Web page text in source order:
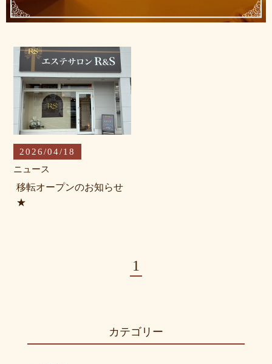
よくある質問
初めてのお客様
当サロンが選ばれる理由
バスト＆ヒップアップ
光脱毛・シュガーリング
痩身
ホワイトニング
カテゴリー
2026/04/18
ニュース
移転オープンのお知らせ
★
1